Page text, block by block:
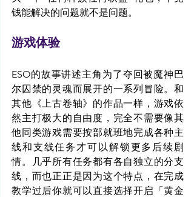
钱能解决的问题就不是问题。
游戏体验
ESO的故事讲述主角为了夺回被魔神巴
尔囚禁的灵魂而展开的一系列冒险。和
其他《上古卷轴》的作品一样，游戏依
然主打极大的自由度，完全不需要像其
他同类游戏需要按部就班地完成各种主
线和支线任务才可以解锁更多后续剧
情。几乎所有任务都有各自独立的分支
线，而也正正是因为这个特点，在完成
教学过后你就可以直接选择开启「黄金